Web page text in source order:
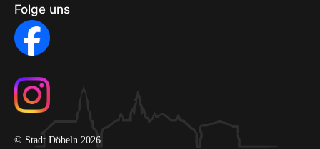
Folge uns
© Stadt Döbeln 2026